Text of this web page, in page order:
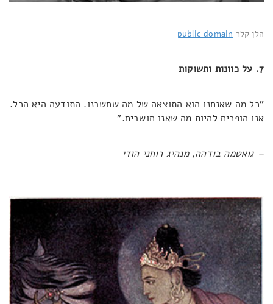
הלן קלר public domain
7. על כוונות ותשוקות
"כל מה שאנחנו הוא התוצאה של מה שחשבנו. התודעה היא הכל.
אנו הופכים להיות מה שאנו חושבים."
– גואטמה בודהה, מנהיג רוחני הודי